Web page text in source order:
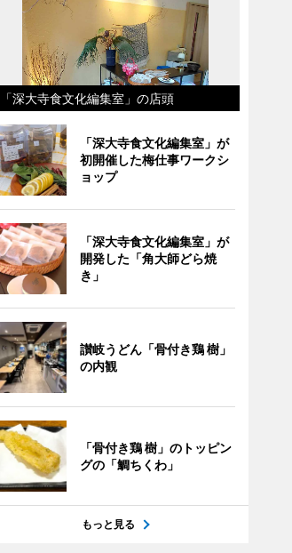
「深大寺食文化編集室」の店頭
「深大寺食文化編集室」が
初開催した梅仕事ワークシ
ョップ
「深大寺食文化編集室」が
開発した「角大師どら焼
き」
讃岐うどん「骨付き鶏 樹」
の内観
「骨付き鶏 樹」のトッピン
グの「鯛ちくわ」
もっと見る